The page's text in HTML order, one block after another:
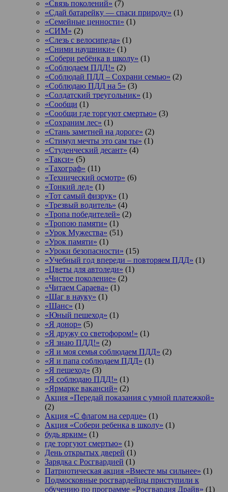
«Связь поколений» (7)
«Сдай батарейку — спаси природу» (1)
«Семейные ценности» (1)
«СИМ» (2)
«Слезь с велосипеда» (1)
«Сними наушники» (1)
«Собери ребёнка в школу» (1)
«Соблюдаем ПДД!» (2)
«Соблюдай ПДД – Сохрани семью» (2)
«Соблюдаю ПДД на 5» (3)
«Солдатский треугольник» (1)
«Сообщи (1)
«Сообщи где торгуют смертью» (3)
«Сохраним лес» (1)
«Стань заметней на дороге» (2)
«Стимул мечты это сам ты» (1)
«Студенческий десант» (4)
«Такси» (5)
«Тахограф» (11)
«Технический осмотр» (6)
«Тонкий лед» (1)
«Тот самый физрук» (1)
«Трезвый водитель» (4)
«Тропа победителей» (2)
«Тропою памяти» (1)
«Урок Мужества» (51)
«Урок памяти» (1)
«Уроки безопасности» (15)
«Учебный год впереди – повторяем ПДД» (1)
«Цветы для автоледи» (1)
«Чистое поколение» (2)
«Читаем Сараева» (1)
«Шаг в науку» (1)
«Шанс» (1)
«Юный пешеход» (1)
«Я донор» (5)
«Я дружу со светофором!» (1)
«Я знаю ПДД!» (2)
«Я и моя семья соблюдаем ПДД» (2)
«Я и папа соблюдаем ПДД» (1)
«Я пешеход» (3)
«Я соблюдаю ПДД!» (1)
«Ярмарке вакансий» (2)
Акция «Передай показания с умной платежкой»
(2)
Акция «С флагом на сердце» (1)
Акция «Собери ребенка в школу» (1)
будь ярким» (1)
где торгуют смертью» (1)
День открытых дверей (1)
Зарядка с Росгвардией (1)
Патриотическая акция «Вместе мы сильнее» (1)
Подмосковные росгвардейцы приступили к
обучению по программе «Росгвардия Драйв» (1)